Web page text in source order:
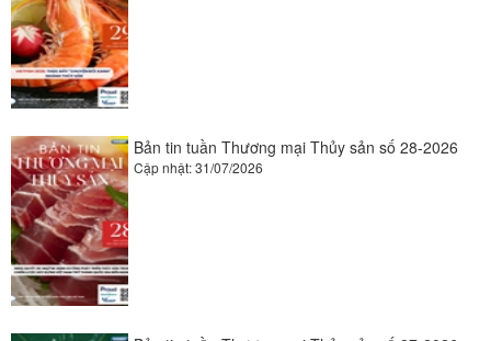
Bản tin tuần Thương mại Thủy sản số 28-2026
Cập nhật: 31/07/2026